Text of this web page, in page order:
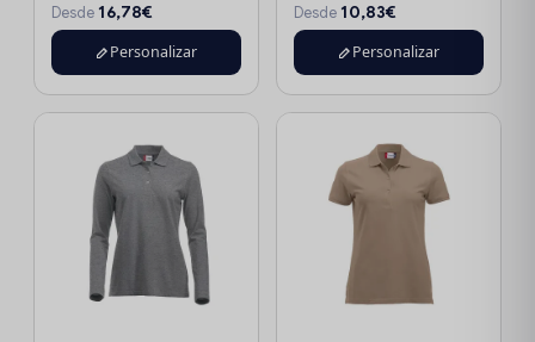
Desde 16,78€
Personalizar
Desde 10,83€
Personalizar